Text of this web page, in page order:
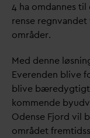
4 ha omdannes
rense regnvandet
områder.
Med denne
Everenden blive
blive bæredygtigt
kommende
Odense Fjord vil
området